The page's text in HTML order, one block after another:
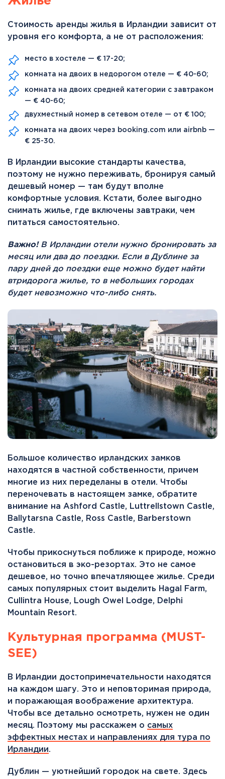
Стоимость аренды жилья в Ирландии зависит от
уровня его комфорта, а не от расположения:
место в хостеле — € 17-20;
комната на двоих в недорогом отеле — € 40-60;
комната на двоих средней категории с завтраком
— € 40-60;
двухместный номер в сетевом отеле — от € 100;
комната на двоих через booking.com или airbnb —
€ 25-30.
В Ирландии высокие стандарты качества,
поэтому не нужно переживать, бронируя самый
дешевый номер — там будут вполне
комфортные условия. Кстати, более выгодно
снимать жилье, где включены завтраки, чем
питаться самостоятельно.
Важно!В Ирландии отели нужно бронировать за
месяц или два до поездки. Если в Дублине за
пару дней до поездки еще можно будет найти
втридорога жилье, то в небольших городах
будет невозможно что-либо снять.
Большое количество ирландских замков
находятся в частной собственности, причем
многие из них переделаны в отели. Чтобы
переночевать в настоящем замке, обратите
внимание на Ashford Castle, Luttrellstown Castle,
Ballytarsna Castle, Ross Castle, Barberstown
Castle.
Чтобы прикоснуться поближе к природе, можно
остановиться в эко-резортах. Это не самое
дешевое, но точно впечатляющее жилье. Среди
самых популярных стоит выделить Hagal Farm,
Cullintra House, Lough Owel Lodge, Delphi
Mountain Resort.
Культурная программа (MUST-
SEE)
В Ирландии достопримечательности находятся
на каждом шагу. Это и неповторимая природа,
и поражающая воображение архитектура.
Чтобы все детально осмотреть, нужен не один
месяц. Поэтому мы расскажем о самых
эффектных местах и направлениях для тура по
Ирландии.
Дублин — уютнейший городок на свете. Здесь